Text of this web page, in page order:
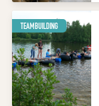
TEAMBUILDING